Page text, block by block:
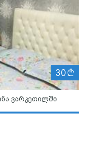
30
ვარკეთილში